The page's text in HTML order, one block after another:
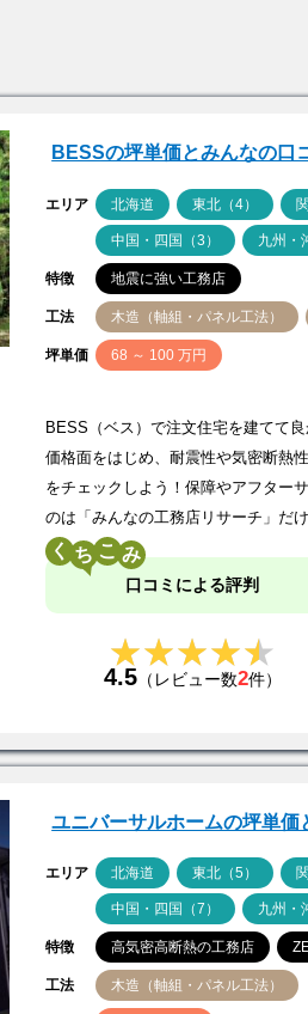
BESSの坪単価とみんなの口
エリア 北海道 東北（4）
中国・四国（3） 九州・
特徴 地震に強い工務店
工法 木造（軸組・パネル工法）
坪単価 68 ～ 100 万円
BESS（ベス）で注文住宅を建てて
価格面をはじめ、耐震性や気密断熱
をチェックしよう！保障やアフター
のは「みんなの工務店リサーチ」だ
く こ
口コミによる評判
★★★★★
★★★★★
4.5（レビュー数2件）
ユニバーサルホームの坪単価
エリア 北海道 東北（5）
中国・四国（7） 九州・
特徴 高気密高断熱の工務店
工法 木造（軸組・パネル工法）